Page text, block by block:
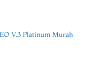
V.3 Platinum Murah